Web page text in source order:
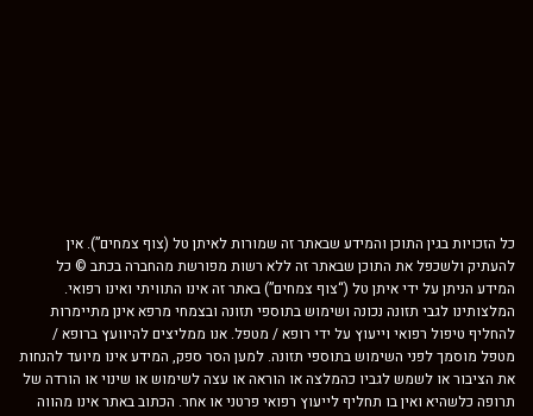
כל הזכויות בגין התוכן והמידע שבאתר זה שמורות לאיתן טל (צוף צמחים”). אין
להעתיק ולשכפל את התוכן שבאתר זה ללא רשות מפורשת מהחברה בכתב © כל
המידע הניתן על ידי איתן טל (“צוף צמחים”) באתר זה אינו התוויתי ואינו רפואי.
המלצותינו לגבי תזונה נכונה ושימוש בתוספי תזונה ובצמחי מרפא אינן מתיימרות
להחליף טיפול רפואי וייעוץ על ידי רופא / מטפל. אנו ממליצים להיוועץ ברופא /
מטפל מוסמך לפני השימוש בתוספי תזונה. למען הסר ספק, המידע אינו מיועד להנחות
את הציבור או לשמש לגביו כהמלצה או הוראה או עצה לשימוש או שינוי או הורדה של
תרופה כלשהיא ואין בו תחליף לייעוץ רפואי פרטני או אחר. הכתוב באתר אינו מהווה